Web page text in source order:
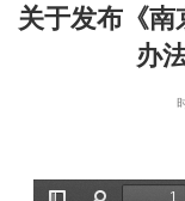
关于发布《南
办